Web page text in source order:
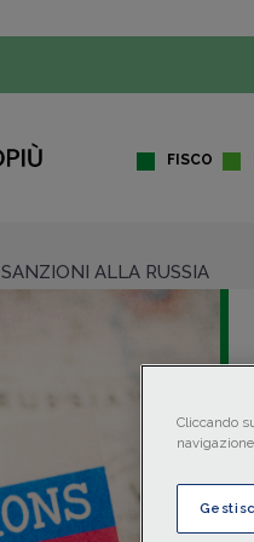
FISCO
SANZIONI ALLA RUSSIA
Cliccando